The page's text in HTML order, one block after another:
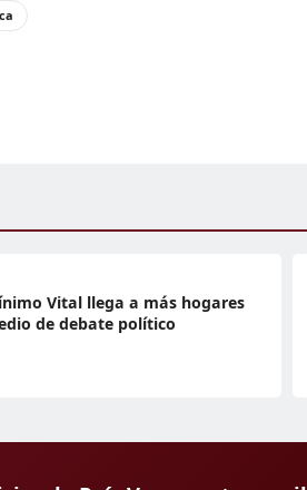
Vital llega a más hogares
de debate político